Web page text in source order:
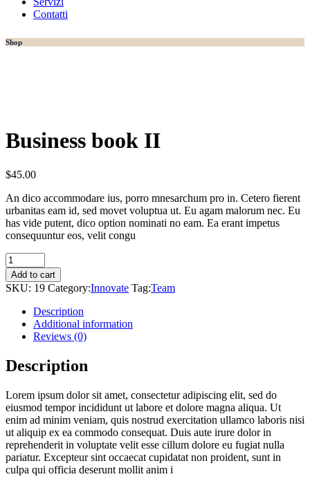
Contatti
Shop
Business book II
$45.00
An dico accommodare ius, porro mnesarchum pro in. Cetero fierent
urbanitas eam id, sed movet voluptua ut. Eu agam malorum nec. Eu
has vide putent, dico option nominati no eam. Ea erant impetus
consequuntur eos, velit congu
Business
book
II
quantity
Add to cart
SKU: 19 Category:Innovate Tag:Team
Description
Additional information
Reviews (0)
Description
Lorem ipsum dolor sit amet, consectetur adipiscing elit, sed do
eiusmod tempor incididunt ut labore et dolore magna aliqua. Ut
enim ad minim veniam, quis nostrud exercitation ullamco laboris nisi
ut aliquip ex ea commodo consequat. Duis aute irure dolor in
reprehenderit in voluptate velit esse cillum dolore eu fugiat nulla
pariatur. Excepteur sint occaecat cupidatat non proident, sunt in
culpa qui officia deserunt mollit anim i